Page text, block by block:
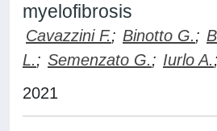
myelofibrosis
Cavazzini F.; Binotto G.;
L.; Semenzato G.; Iurlo A.;
2021